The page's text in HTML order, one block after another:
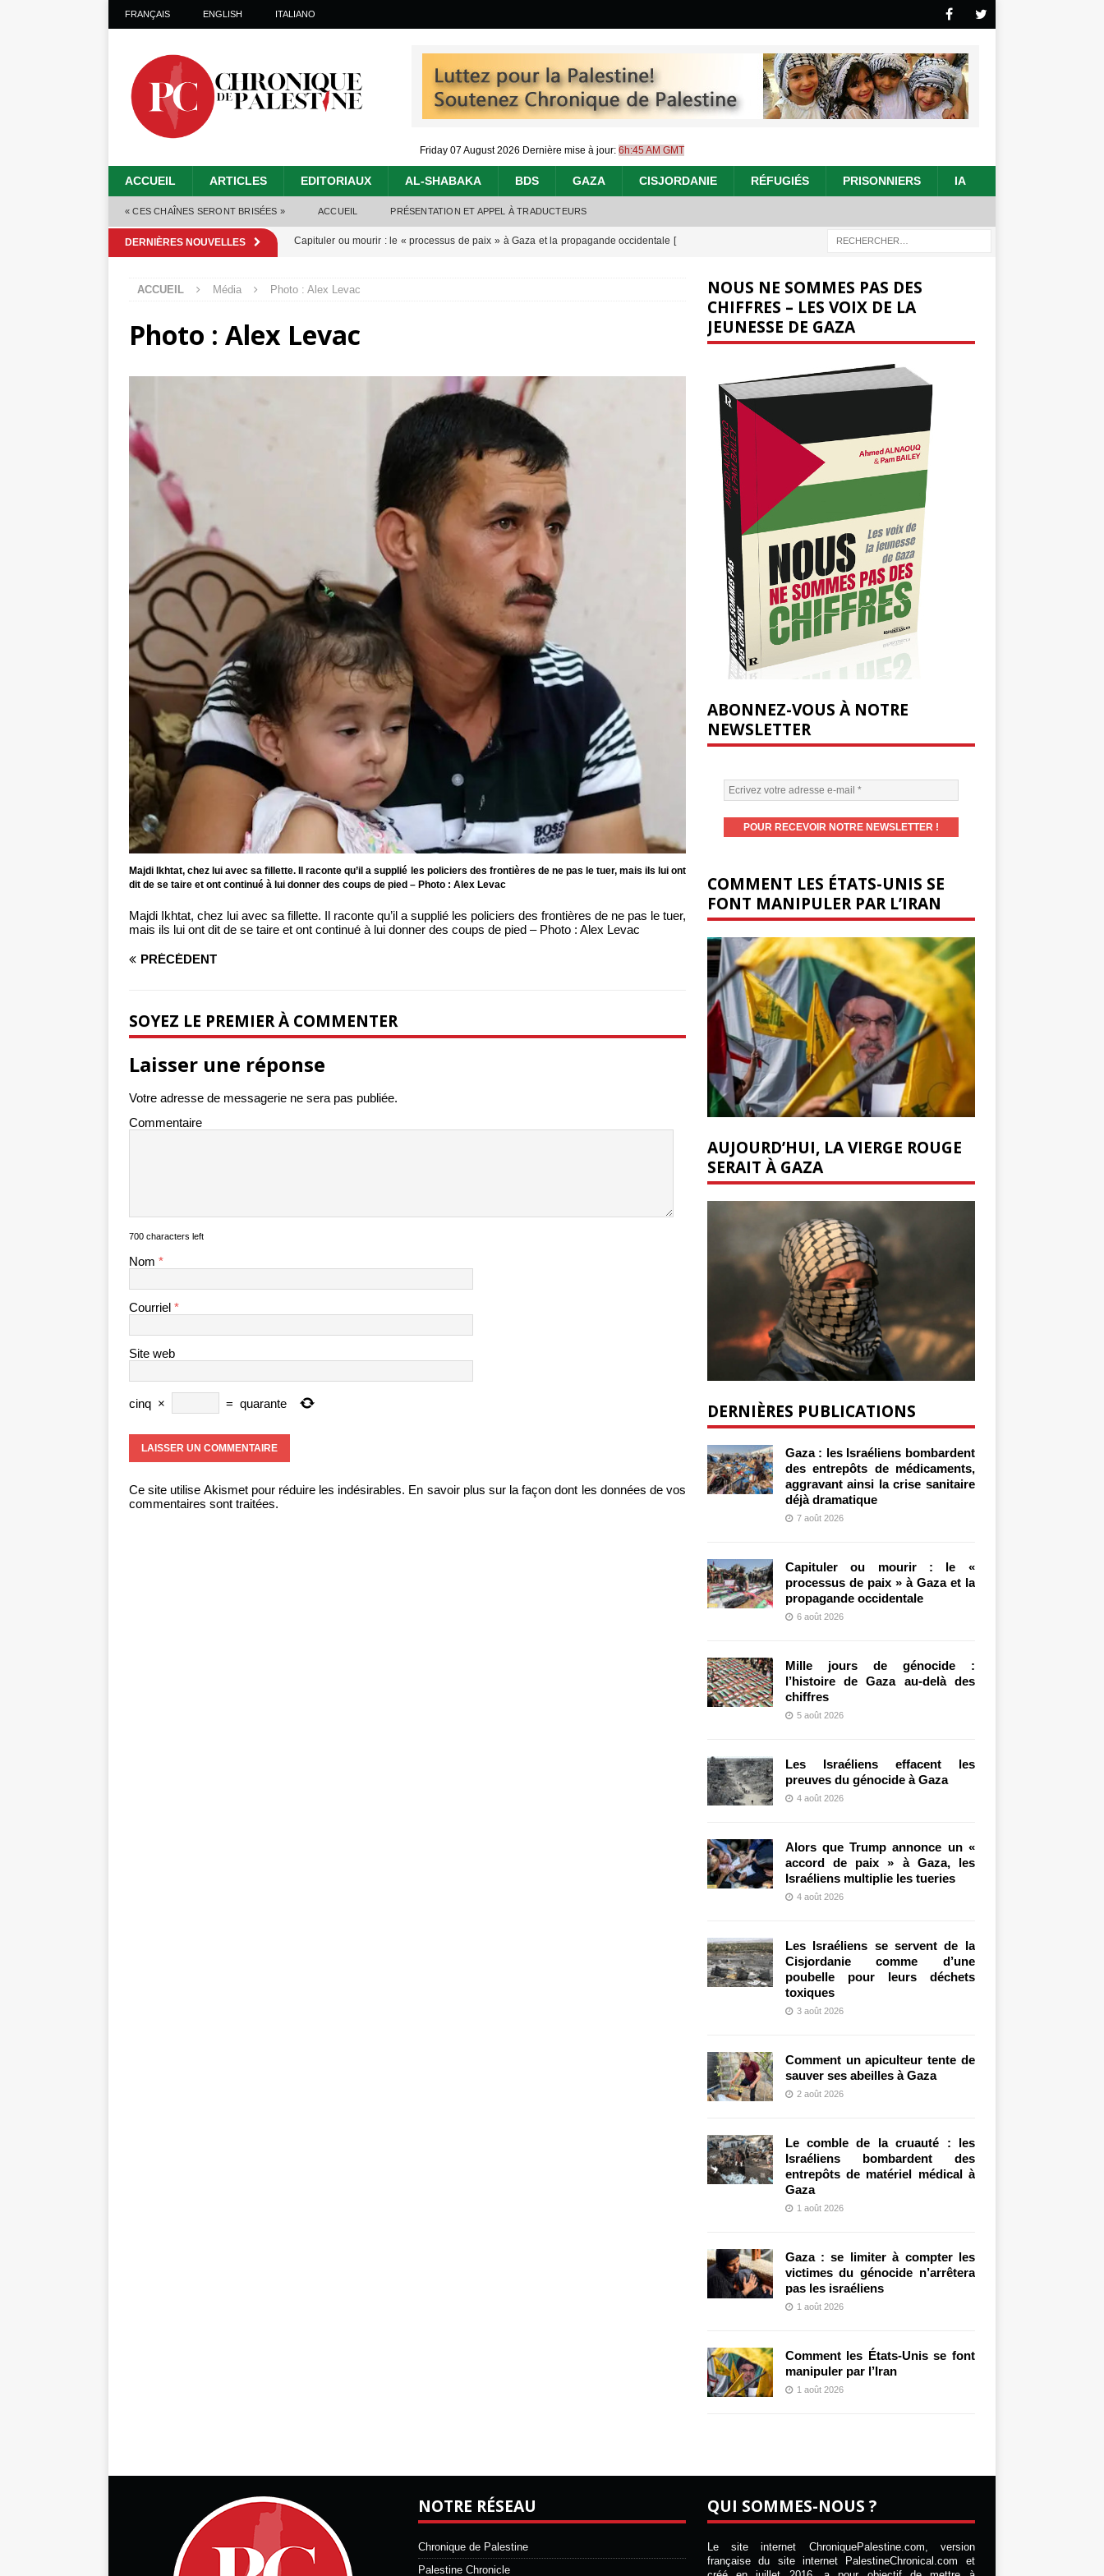
FRANÇAIS ENGLISH ITALIANO
Friday 07 August 2026 Dernière mise à jour: 6h:45 AM GMT
ACCUEIL ARTICLES EDITORIAUX AL-SHABAKA BDS GAZA CISJORDANIE RÉFUGIÉS PRISONNIERS IA
« CES CHAÎNES SERONT BRISÉES » ACCUEIL PRÉSENTATION ET APPEL À TRADUCTEURS
DERNIÈRES NOUVELLES Capituler ou mourir : le « processus de paix » à Gaza et la propagande occidentale [
Mille jours de génocide : l’histoire de Gaza au-delà des chiffres
Gaza : les Israéliens bombardent des entrepôts de médicaments, aggravant ainsi la
crise sanitaire déjà dramatique[ 7 août 2026 ]
ACCUEIL Média Photo : Alex Levac
Photo : Alex Levac
Majdi Ikhtat, chez lui avec sa fillette. Il raconte qu’il a supplié les policiers des frontières de ne pas le tuer, mais ils lui ont
dit de se taire et ont continué à lui donner des coups de pied – Photo : Alex Levac
Majdi Ikhtat, chez lui avec sa fillette. Il raconte qu’il a supplié les policiers des frontières de ne pas le tuer,
mais ils lui ont dit de se taire et ont continué à lui donner des coups de pied – Photo : Alex Levac
PRÉCÉDENT
SOYEZ LE PREMIER À COMMENTER
Laisser une réponse
Votre adresse de messagerie ne sera pas publiée.
Commentaire
700 characters left
Nom *
Courriel *
Site web
cinq × = quarante
Ce site utilise Akismet pour réduire les indésirables. En savoir plus sur la façon dont les données de vos
commentaires sont traitées.
NOUS NE SOMMES PAS DES
CHIFFRES – LES VOIX DE LA
JEUNESSE DE GAZA
ABONNEZ-VOUS À NOTRE
NEWSLETTER
COMMENT LES ÉTATS-UNIS SE
FONT MANIPULER PAR L’IRAN
AUJOURD’HUI, LA VIERGE ROUGE
SERAIT À GAZA
DERNIÈRES PUBLICATIONS
Gaza : les Israéliens bombardent
des entrepôts de médicaments,
aggravant ainsi la crise sanitaire
déjà dramatique
7 août 2026
Capituler ou mourir : le «
processus de paix » à Gaza et la
propagande occidentale
6 août 2026
Mille jours de génocide :
l’histoire de Gaza au-delà des
chiffres
5 août 2026
Les Israéliens effacent les
preuves du génocide à Gaza
4 août 2026
Alors que Trump annonce un «
accord de paix » à Gaza, les
Israéliens multiplie les tueries
4 août 2026
Les Israéliens se servent de la
Cisjordanie comme d’une
poubelle pour leurs déchets
toxiques
3 août 2026
Comment un apiculteur tente de
sauver ses abeilles à Gaza
2 août 2026
Le comble de la cruauté : les
Israéliens bombardent des
entrepôts de matériel médical à
Gaza
1 août 2026
Gaza : se limiter à compter les
victimes du génocide n’arrêtera
pas les israéliens
1 août 2026
Comment les États-Unis se font
manipuler par l’Iran
1 août 2026
NOTRE RÉSEAU
Chronique de Palestine
Palestine Chronicle
QUI SOMMES-NOUS ?
Le site internet ChroniquePalestine.com, version
française du site internet PalestineChronical.com et